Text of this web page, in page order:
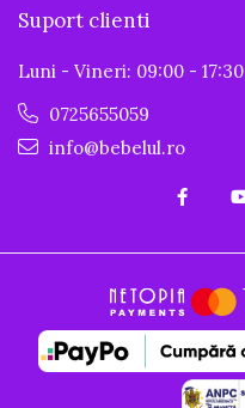
Suport clienti
Luni - Vineri: 09:00 - 17:30
0725655059
info@bebelul.ro